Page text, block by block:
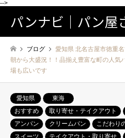
-->
パンナビ｜パン屋
ブログ
愛知県 北名古屋市徳重
朝から大盛況！！品揃え豊富な町の人気
場も広いです
愛知県
東海
おすすめ
取り寄せ・テイクアウト
アンパン
クリームパン こだわり
スイーツ
テイクアウト・取り寄せ